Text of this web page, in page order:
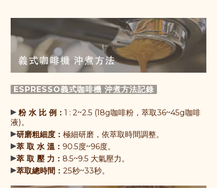
ESPRESSO義式咖啡機 沖煮方法記錄
▸ 粉 水 比 例： 1 : 2~2.5 (18g咖啡粉，萃取36~45g咖啡
液)。
▸研磨粗細度： 極細研磨，依萃取時間調整。
▸萃 取 水 溫： 90.5度~96度。
▸萃 取 壓 力： 8.5~9.5 大氣壓力。
▸萃取總時間： 25秒~33秒。